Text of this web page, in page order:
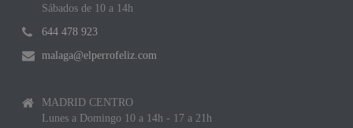
Sábados de 10 a 14h
644 478 923
malaga@elperrofeliz.com
MADRID CENTRO
Lunes a Domingo 10 a 14h - 17 a 21h